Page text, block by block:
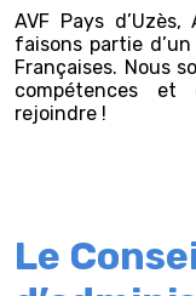
AVF Pays
faisons partie
Françaises. Nous
compétences et
rejoindre !
Le